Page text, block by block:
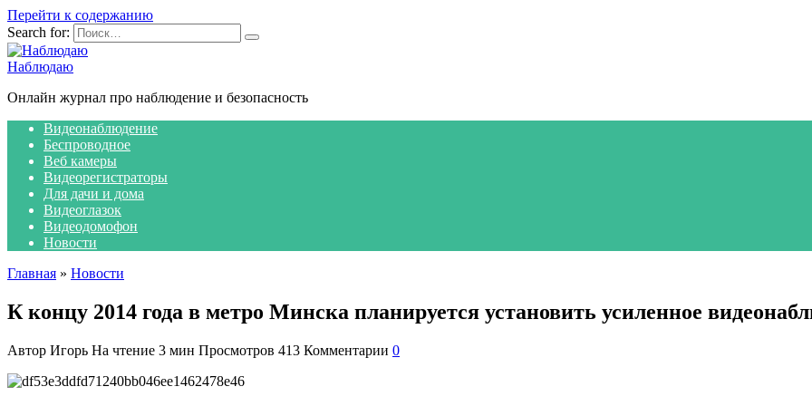
Перейти к содержанию
Search for:
Наблюдаю
Онлайн журнал про наблюдение и безопасность
Видеонаблюдение
Беспроводное
Веб камеры
Видеорегистраторы
Для дачи и дома
Видеоглазок
Видеодомофон
Новости
Главная » Новости
К концу 2014 года в метро Минска планируется установить усиленное
Автор Игорь На чтение 3 мин Просмотров 413 Комментарии 0